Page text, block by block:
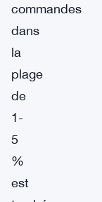
commandes
dans
la
plage
de
1-
5
%
est